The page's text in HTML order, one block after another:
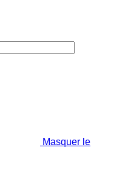
Masquer le